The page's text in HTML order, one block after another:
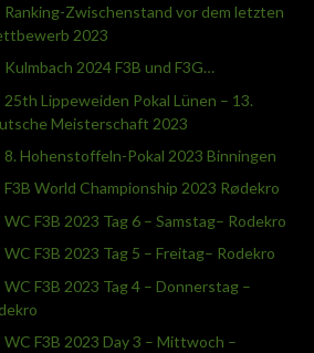
Ranking-Zwischenstand vor dem letzten
2023
Kulmbach 2024 F3B und F3G…
25th Lippeweiden Pokal Lünen – 13.
Meisterschaft 2023
8. Hohenstoffeln-Pokal 2023 Binningen
F3B World Championship 2023 Rødekro
WC F3B 2023 Tag 6 – Samstag– Rodekro
WC F3B 2023 Tag 5 – Freitag– Rodekro
WC F3B 2023 Tag 4 – Donnerstag –
WC F3B 2023 Day 3 – Mittwoch –